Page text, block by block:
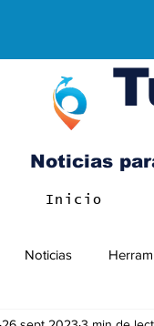
Noticias
Inicio
Noticias